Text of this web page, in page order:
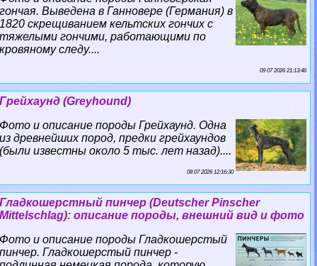
гончая. Выведена в Ганновере (Германия) в
1820 скрещиванием кельтских гончих с
тяжелыми гончими, работающими по
кровяному следу....
09 07 2026 21:13:46
Грейхаунд (Greyhound)
Фото и описание породы Грейхаунд. Одна
из древнейших пород, предки грейхаундов
(были известны около 5 тыс. лет назад)....
08 07 2026 12:16:30
Гладкошерстный пинчер (Deutscher Pinscher
Mittelschlag): описание породы, внешний вид и фото
Фото и описание породы Гладкошерстый
пинчер. Гладкошерстый пинчер -